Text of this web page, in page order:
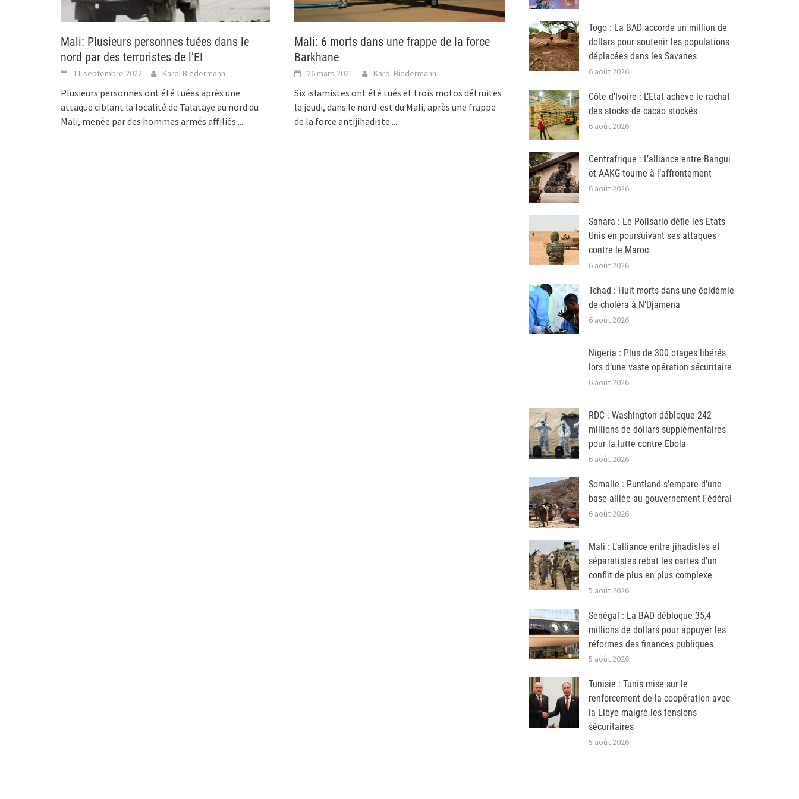
Mali: Plusieurs personnes tuées dans le
nord par des terroristes de l’EI
11 septembre 2022 Karol Biedermann
Plusieurs personnes ont été tuées après une
attaque ciblant la localité de Talataye au nord du
Mali, menée par des hommes armés affiliés ...
Mali: 6 morts dans une frappe de la force
Barkhane
26 mars 2021 Karol Biedermann
Six islamistes ont été tués et trois motos détruites
le jeudi, dans le nord-est du Mali, après une frappe
de la force antijihadiste...
Togo : La BAD accorde un million de
dollars pour soutenir les populations
déplacées dans les Savanes
6 août 2026
Côte d’Ivoire : L’Etat achève le rachat
des stocks de cacao stockés
6 août 2026
Centrafrique : L’alliance entre Bangui
et AAKG tourne à l’affrontement
6 août 2026
Sahara : Le Polisario défie les Etats
Unis en poursuivant ses attaques
contre le Maroc
6 août 2026
Tchad : Huit morts dans une épidémie
de choléra à N’Djamena
6 août 2026
Nigeria : Plus de 300 otages libérés
lors d’une vaste opération sécuritaire
6 août 2026
RDC : Washington débloque 242
millions de dollars supplémentaires
pour la lutte contre Ebola
6 août 2026
Somalie : Puntland s’empare d’une
base alliée au gouvernement Fédéral
6 août 2026
Mali : L’alliance entre jihadistes et
séparatistes rebat les cartes d’un
conflit de plus en plus complexe
5 août 2026
Sénégal : La BAD débloque 35,4
millions de dollars pour appuyer les
réformes des finances publiques
5 août 2026
Tunisie : Tunis mise sur le
renforcement de la coopération avec
la Libye malgré les tensions
sécuritaires
5 août 2026